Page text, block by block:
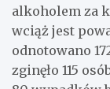
alkoholem za
wciąż jest
odnotowano
zginęło 115